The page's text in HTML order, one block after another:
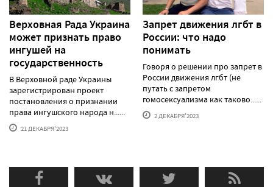
Верховная Рада Украина
может признать право
ингушей на
государственность
В Верховной раде Украины
зарегистрирован проект
постановления о признании
права ингушского народа н......
21 ДЕКАБРЯ'2023
Запрет движения лгбт в
России: что надо
понимать
Говоря о решении про запрет в
России движения лгбт (не
путать с запретом
гомосексуализма как таково......
2 ДЕКАБРЯ'2023